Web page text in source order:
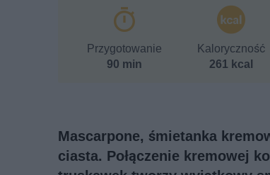
Przygotowanie
90 min
Kaloryczność
261 kcal
Mascarpone, śmietanka
ciasta. Połączenie kremowej